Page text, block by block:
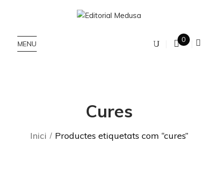
MENU 0
Cures
Inici Productes etiquetats com “cures”